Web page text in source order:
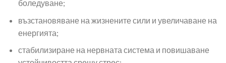
боледуване;
възстановяване на жизнените сили и увеличаване на
енергията;
стабилизиране на нервната система и повишаване